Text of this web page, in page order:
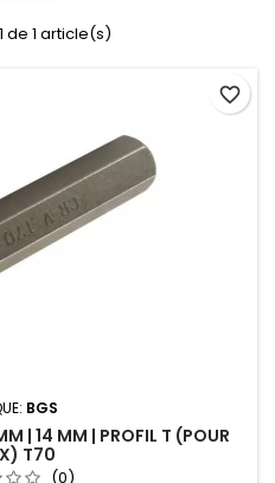
de 1 article(s)
BGS
| 14 MM | PROFIL T (POUR
T70
(0)
favorite_border